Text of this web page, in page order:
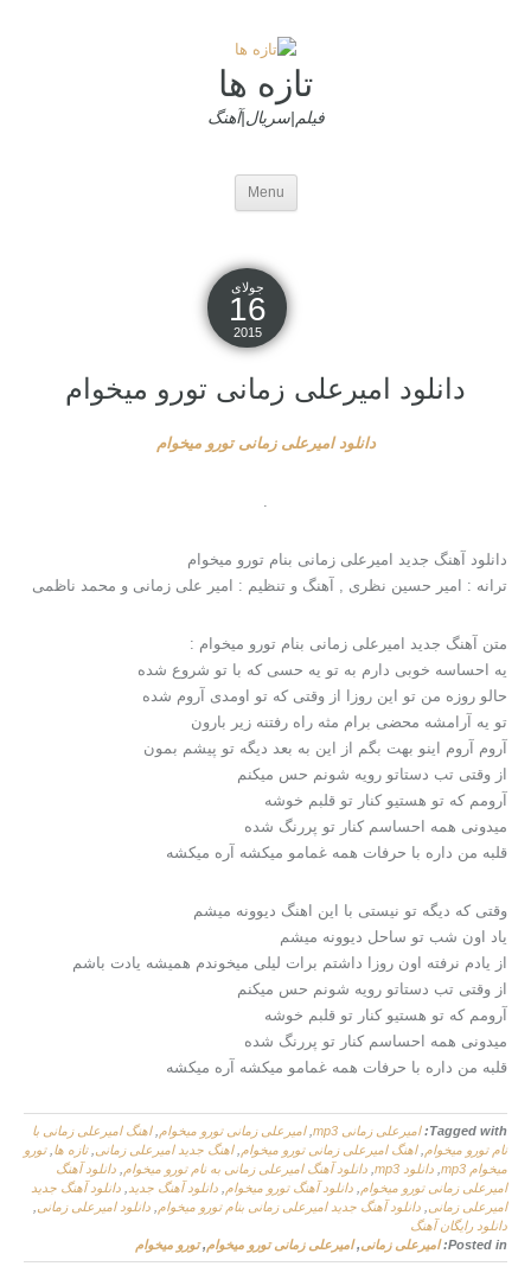
تازه ها
فیلم|سریال|آهنگ
Menu
جولای
16
2015
دانلود امیرعلی زمانی تورو میخوام
دانلود امیرعلی زمانی تورو میخوام
دانلود آهنگ جدید امیرعلی زمانی بنام تورو میخوام
ترانه : امیر حسین نظری , آهنگ و تنظیم : امیر علی زمانی و محمد ناظمی
متن آهنگ جدید امیرعلی زمانی بنام تورو میخوام :
یه احساسه خوبی دارم به تو یه حسی که با تو شروع شده
حالو روزه من تو این روزا از وقتی که تو اومدی آروم شده
تو یه آرامشه محضی برام مثه راه رفتنه زیر بارون
آروم آروم اینو بهت بگم از این به بعد دیگه تو پیشم بمون
از وقتی تب دستاتو رویه شونم حس میکنم
آرومم که تو هستیو کنار تو قلبم خوشه
میدونی همه احساسم کنار تو پررنگ شده
قلبه من داره با حرفات همه غمامو میکشه آره میکشه
وقتی که دیگه تو نیستی با این اهنگ دیوونه میشم
یاد اون شب تو ساحل دیوونه میشم
از یادم نرفته اون روزا داشتم برات لیلی میخوندم همیشه یادت باشم
از وقتی تب دستاتو رویه شونم حس میکنم
آرومم که تو هستیو کنار تو قلبم خوشه
میدونی همه احساسم کنار تو پررنگ شده
قلبه من داره با حرفات همه غمامو میکشه آره میکشه
Tagged with: امیرعلی زمانی mp3 ,امیرعلی زمانی تورو میخوام ,اهنگ امیرعلی زمانی با
نام تورو میخوام ,اهنگ امیرعلی زمانی تورو میخوام ,اهنگ جدید امیرعلی زمانی ,تازه ها ,تورو
میخوام mp3
دانلود mp3 دانلود آهنگ امیرعلی زمانی به نام تورو میخوام دانلود آهنگ
امیرعلی زمانی تورو میخوام دانلود آهنگ تورو میخوام دانلود آهنگ جدید
دانلود آهنگ جدید
امیرعلی زمانی دانلود آهنگ جدید امیرعلی زمانی بنام تورو میخوام دانلود امیرعلی زمانی
دانلود رایگان آهنگ
Posted in: امیرعلی زمانی,امیرعلی زمانی تورو میخوام,تورو میخوام